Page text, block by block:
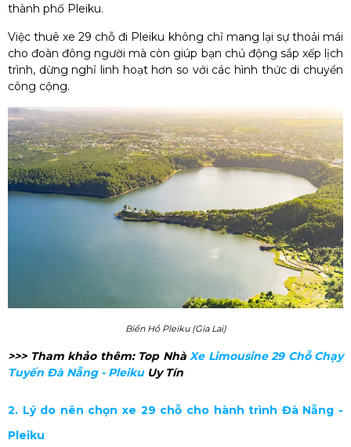
thành phố Pleiku.
Việc thuê xe 29 chỗ đi Pleiku không chỉ mang lại sự thoải mái
cho đoàn đông người mà còn giúp bạn chủ động sắp xếp lịch
trình, dừng nghỉ linh hoạt hơn so với các hình thức di chuyển
công cộng.
Biển Hồ Pleiku (Gia Lai)
>>> Tham khảo thêm: Top Nhà Xe Limousine 29 Chỗ Chạy
Tuyến Đà Nẵng - PleikuUy Tín
2. Lý do nên chọn xe 29 chỗ cho hành trình Đà Nẵng -
Pleiku